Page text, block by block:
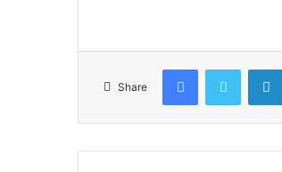
Share
FacebookTwitter